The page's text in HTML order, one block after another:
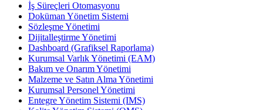
İş Süreçleri Otomasyonu
Doküman Yönetim Sistemi
Sözleşme Yönetimi
Dijitalleştirme Yönetimi
Dashboard (Grafiksel Raporlama)
Kurumsal Varlık Yönetimi (EAM)
Bakım ve Onarım Yönetimi
Malzeme ve Satın Alma Yönetimi
Kurumsal Personel Yönetimi
Entegre Yönetim Sistemi (IMS)